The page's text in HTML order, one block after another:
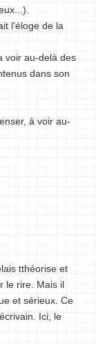
l'éloge de la
voir au-delà des
dans son
à voir au-
tthéorise et
le rire. Mais il
et sérieux. Ce
Ici, le